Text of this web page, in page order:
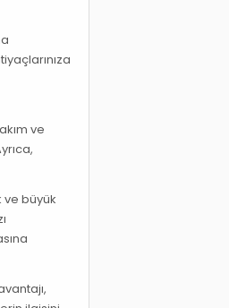
ve
ve büyük